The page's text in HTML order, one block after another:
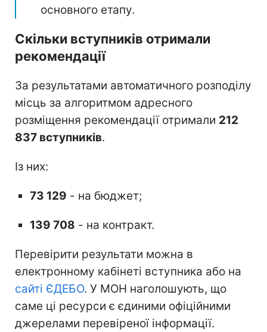
основного етапу.
Скільки вступників отримали
рекомендації
За результатами автоматичного розподілу
місць за алгоритмом адресного
розміщення рекомендації отримали 212
837 вступників.
Із них:
73 129 - на бюджет;
139 708 - на контракт.
Перевірити результати можна в
електронному кабінеті вступника або на
сайті ЄДЕБО. У МОН наголошують, що
саме ці ресурси є єдиними офіційними
джерелами перевіреної інформації.